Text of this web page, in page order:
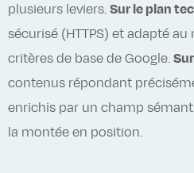
plusieurs leviers. Sur le plan
sécurisé (HTTPS) et adapté au
critères de base de Google.
contenus répondant
enrichis par un champ
la montée en position.